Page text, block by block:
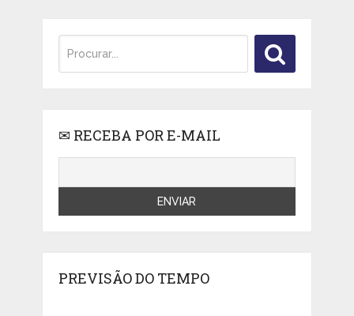
✉ RECEBA POR E-MAIL
PREVISÃO DO TEMPO